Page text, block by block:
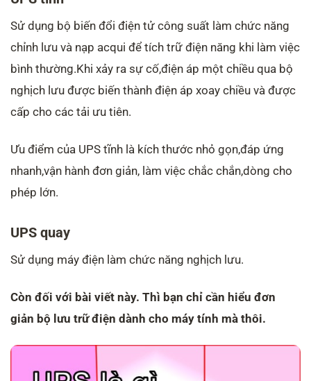
Sử dụng bộ biến đổi điện tử công suất làm chức năng
chỉnh lưu và nạp acqui để tích trữ điện năng khi làm việc
bình thường.Khi xảy ra sự cố,điện áp một chiều qua bộ
nghịch lưu được biến thành điện áp xoay chiều và được
cấp cho các tải ưu tiên.
Ưu điểm của UPS tĩnh là kích thước nhỏ gọn,đáp ứng
nhanh,vận hành đơn giản, làm việc chắc chắn,dòng cho
phép lớn.
UPS quay
Sử dụng máy điện làm chức năng nghịch lưu.
Còn đối với bài viết này. Thì bạn chỉ cần hiểu đơn
giản bộ lưu trữ điện dành cho máy tính mà thôi.